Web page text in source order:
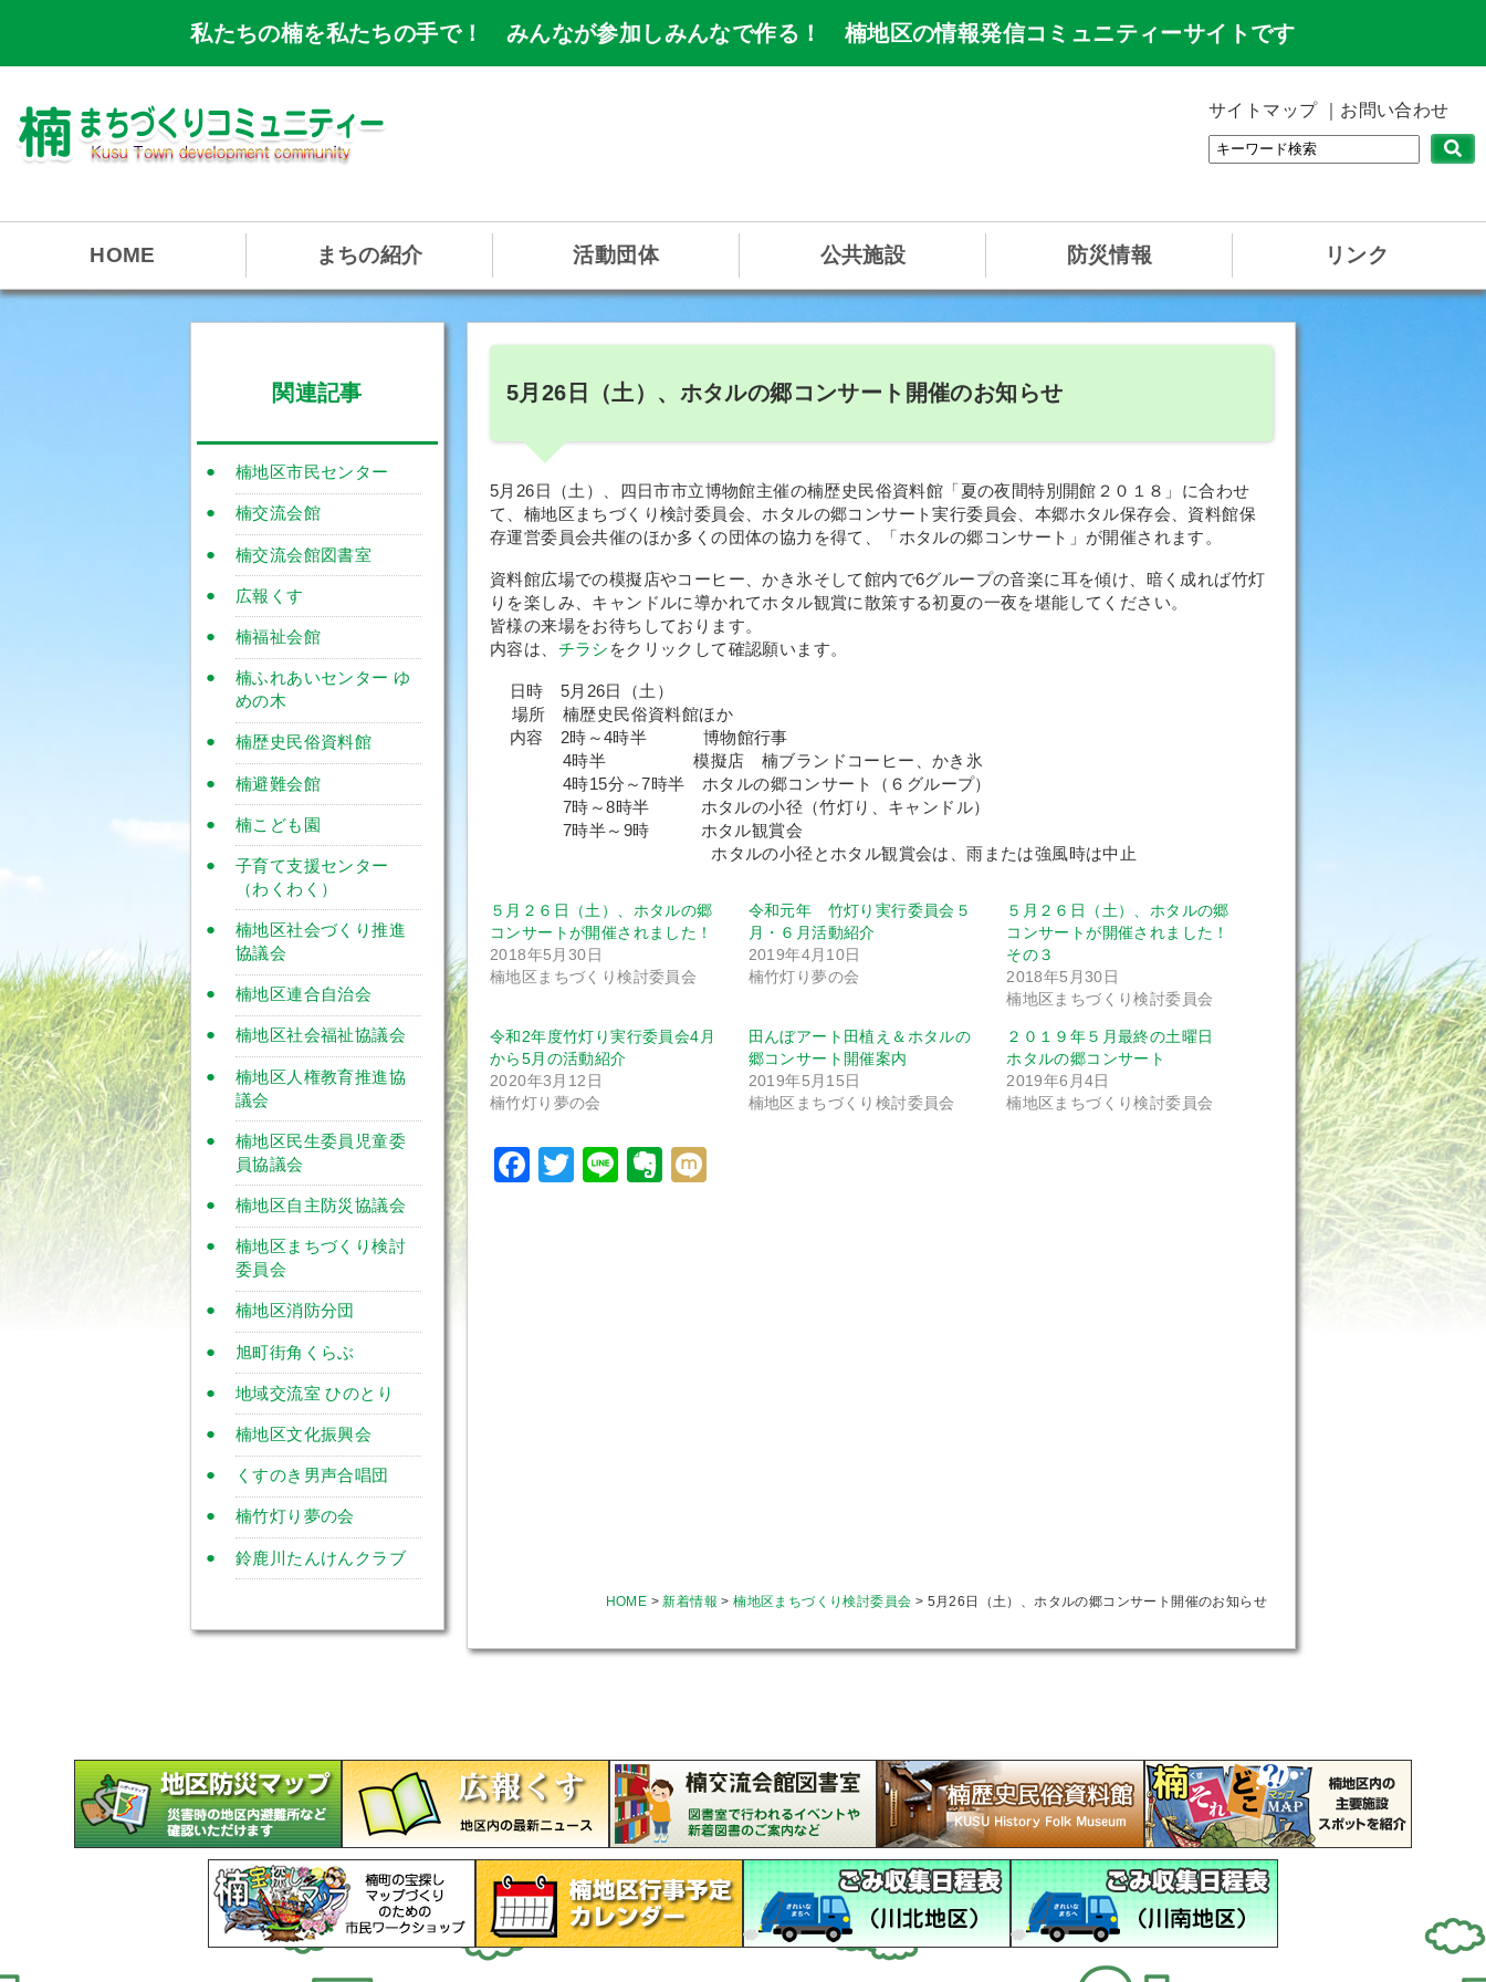
私たちの楠を私たちの手で！ みんなが参加しみんなで作る！ 楠地区の情報発信コミュニティーサイトです
サイトマップ お問い合わせ
HOME まちの紹介 活動団体 公共施設 防災情報 リンク
5月26日（土）、ホタルの郷コンサート開催のお知らせ
5月26日（土）、四日市市立博物館主催の楠歴史民俗資料館「夏の夜間特別開館２０１８」に合わせ
て、楠地区まちづくり検討委員会、ホタルの郷コンサート実行委員会、本郷ホタル保存会、資料館保
存運営委員会共催のほか多くの団体の協力を得て、「ホタルの郷コンサート」が開催されます。
資料館広場での模擬店やコーヒー、かき氷そして館内で6グループの音楽に耳を傾け、暗く成れば竹灯
りを楽しみ、キャンドルに導かれてホタル観賞に散策する初夏の一夜を堪能してください。
皆様の来場をお待ちしております。
内容は、 チラシ をクリックして確認願います。
日時 5月26日（土）
場所 楠歴史民俗資料館ほか
内容 2時～4時半 博物館行事
4時半 模擬店 楠ブランドコーヒー、かき氷
4時15分～7時半 ホタルの郷コンサート（６グループ）
7時～8時半 ホタルの小径（竹灯り、キャンドル）
7時半～9時 ホタル観賞会
ホタルの小径とホタル観賞会は、雨または強風時は中止
５月２６日（土）、ホタルの郷
コンサートが開催されました！
2018年5月30日
楠地区まちづくり検討委員会
令和元年 竹灯り実行委員会５
月・６月活動紹介
2019年4月10日
楠竹灯り夢の会
５月２６日（土）、ホタルの郷
コンサートが開催されました！
その３
2018年5月30日
楠地区まちづくり検討委員会
令和2年度竹灯り実行委員会4月
から5月の活動紹介
2020年3月12日
楠竹灯り夢の会
田んぼアート田植え＆ホタルの
郷コンサート開催案内
2019年5月15日
楠地区まちづくり検討委員会
２０１９年５月最終の土曜日
ホタルの郷コンサート
2019年6月4日
楠地区まちづくり検討委員会
Facebook
Twitter
LineEvernote
HOME >新着情報 >楠地区まちづくり検討委員会 > 5月26日（土）、ホタルの郷コンサート開催のお知らせ
関連記事
楠地区市民センター
楠交流会館
楠交流会館図書室
広報くす
楠福祉会館
楠ふれあいセンター ゆ
めの木
楠歴史民俗資料館
楠避難会館
楠こども園
子育て支援センター
（わくわく）
楠地区社会づくり推進
協議会
楠地区連合自治会
楠地区社会福祉協議会
楠地区人権教育推進協
議会
楠地区民生委員児童委
員協議会
楠地区自主防災協議会
楠地区まちづくり検討
委員会
楠地区消防分団
旭町街角くらぶ
地域交流室 ひのとり
楠地区文化振興会
くすのき男声合唱団
楠竹灯り夢の会
鈴鹿川たんけんクラブ